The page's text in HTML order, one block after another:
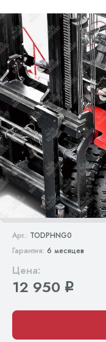
Арт.: TODPHNG0
Гарантия: 6 месяцев
Цена:
12 950 q